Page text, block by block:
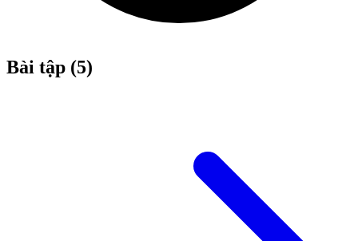
Bài tập (5)